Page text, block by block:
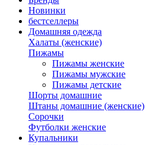
Новинки
бестселлеры
Домашняя одежда
Халаты (женские)
Пижамы
Пижамы женские
Пижамы мужские
Пижамы детские
Шорты домашние
Штаны домашние (женские)
Сорочки
Футболки женские
Купальники